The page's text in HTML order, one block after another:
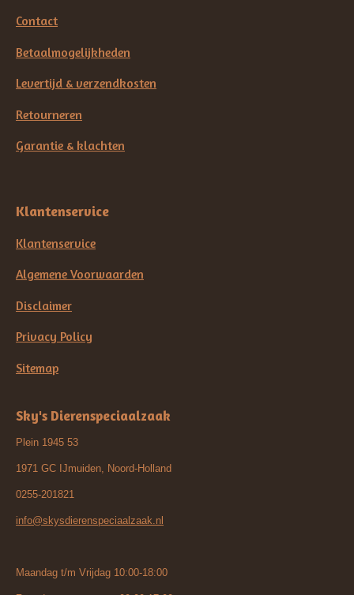
Contact
Betaalmogelijkheden
Levertijd & verzendkosten
Retourneren
Garantie & klachten
Klantenservice
Klantenservice
Algemene Voorwaarden
Disclaimer
Privacy Policy
Sitemap
Sky's Dierenspeciaalzaak
Plein 1945 53
1971 GC IJmuiden, Noord-Holland
0255-201821
info@skysdierenspeciaalzaak.nl
Maandag t/m Vrijdag 10:00-18:00